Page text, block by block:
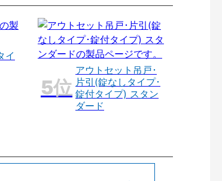
イ
アウトセット吊戸･
片引(錠なしタイプ･
錠付タイプ) スタン
ダード